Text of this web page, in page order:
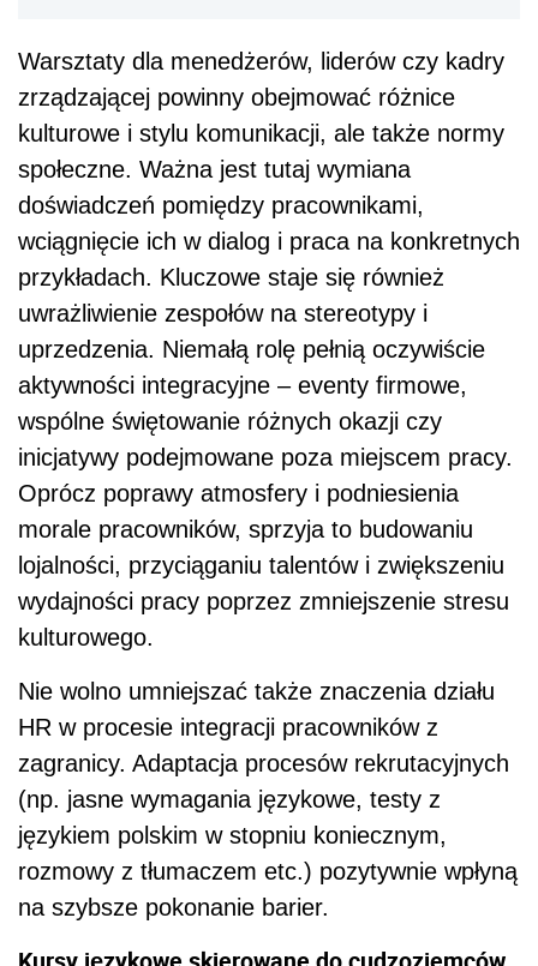
Warsztaty dla menedżerów, liderów czy kadry
zrządzającej powinny obejmować różnice
kulturowe i stylu komunikacji, ale także normy
społeczne. Ważna jest tutaj wymiana
doświadczeń pomiędzy pracownikami,
wciągnięcie ich w dialog i praca na konkretnych
przykładach. Kluczowe staje się również
uwrażliwienie zespołów na stereotypy i
uprzedzenia. Niemałą rolę pełnią oczywiście
aktywności integracyjne – eventy firmowe,
wspólne świętowanie różnych okazji czy
inicjatywy podejmowane poza miejscem pracy.
Oprócz poprawy atmosfery i podniesienia
morale pracowników, sprzyja to budowaniu
lojalności, przyciąganiu talentów i zwiększeniu
wydajności pracy poprzez zmniejszenie stresu
kulturowego.
Nie wolno umniejszać także znaczenia działu
HR w procesie integracji pracowników z
zagranicy. Adaptacja procesów rekrutacyjnych
(np. jasne wymagania językowe, testy z
językiem polskim w stopniu koniecznym,
rozmowy z tłumaczem etc.) pozytywnie wpłyną
na szybsze pokonanie barier.